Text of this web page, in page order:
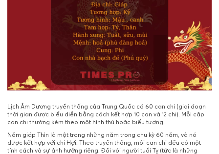
Lịch Âm Dương truyền thống của Trung Quốc có 60 can chi (giai đoạn
thời gian được biểu diễn bằng cách kết hợp 10 can và 12 chi). Mỗi cặp
can chi thường kèm theo một hình thú hoặc biểu tượng.
Năm giáp Thìn là một trong những năm trong chu kỳ 60 năm, và nó
được kết hợp với chi Hợi. Theo truyền thống, mỗi can chi đều có một
tính cách và sự ảnh hưởng riêng. Đối với người tuổi Tỵ (tức là những